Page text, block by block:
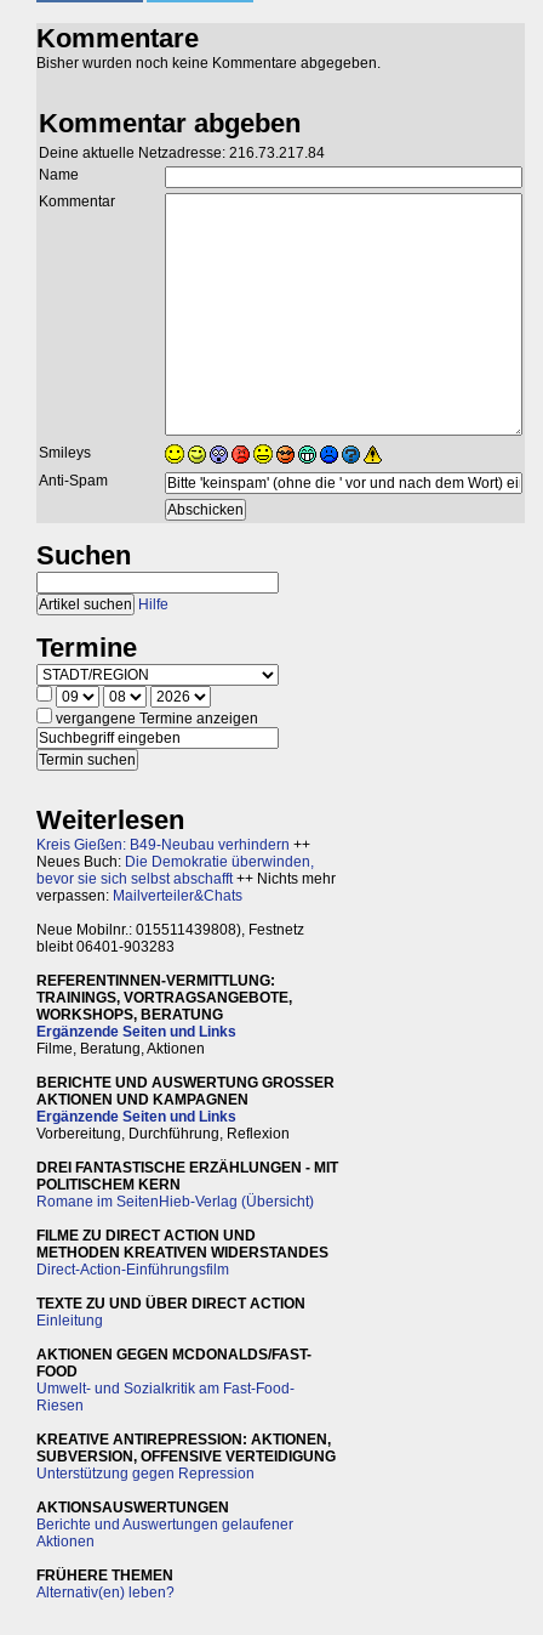
Kommentare
Bisher wurden noch keine Kommentare abgegeben.
Kommentar abgeben
Deine aktuelle Netzadresse: 216.73.217.84
Name
Kommentar
Smileys
Anti-Spam
Suchen
Hilfe
Termine
vergangene Termine anzeigen
Weiterlesen
Kreis Gießen: B49-Neubau verhindern ++
Neues Buch: Die Demokratie überwinden,
bevor sie sich selbst abschafft++ Nichts mehr
verpassen: Mailverteiler&Chats
Neue Mobilnr.: 015511439808), Festnetz
bleibt 06401-903283
REFERENTINNEN-VERMITTLUNG:
TRAININGS, VORTRAGSANGEBOTE,
WORKSHOPS, BERATUNG
Ergänzende Seiten und Links
Filme, Beratung, Aktionen
BERICHTE UND AUSWERTUNG GROSSER
AKTIONEN UND KAMPAGNEN
Ergänzende Seiten und Links
Vorbereitung, Durchführung, Reflexion
DREI FANTASTISCHE ERZÄHLUNGEN - MIT
POLITISCHEM KERN
Romane im SeitenHieb-Verlag (Übersicht)
FILME ZU DIRECT ACTION UND
METHODEN KREATIVEN WIDERSTANDES
Direct-Action-Einführungsfilm
TEXTE ZU UND ÜBER DIRECT ACTION
Einleitung
AKTIONEN GEGEN MCDONALDS/FAST-
FOOD
Umwelt- und Sozialkritik am Fast-Food-
Riesen
KREATIVE ANTIREPRESSION: AKTIONEN,
SUBVERSION, OFFENSIVE VERTEIDIGUNG
Unterstützung gegen Repression
AKTIONSAUSWERTUNGEN
Berichte und Auswertungen gelaufener
Aktionen
FRÜHERE THEMEN
Alternativ(en) leben?